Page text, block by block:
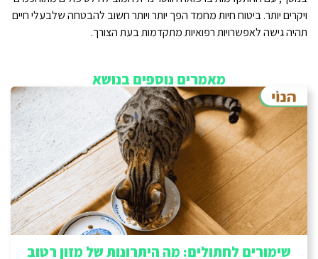
ויקרים יותר. ביטוח חיות מחמד הפך יותר ויותר חשוב להבטחה שלבעלי חיים
תהיה גישה לאפשרויות רפואיות מתקדמות בעת הצורך.
מאמרים נוספים בנושא
שימורים לחתולים: מה היתרונות של מזון רטוב